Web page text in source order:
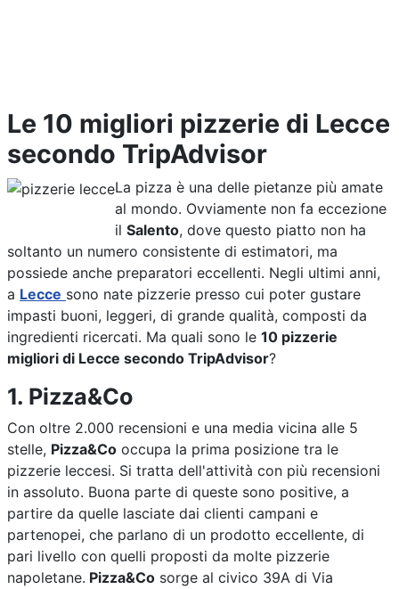
Le 10 migliori pizzerie di Lecce
secondo TripAdvisor
La pizza è una delle pietanze più amate
al mondo. Ovviamente non fa eccezione
il Salento, dove questo piatto non ha
soltanto un numero consistente di estimatori, ma
possiede anche preparatori eccellenti. Negli ultimi anni,
a Lecce sono nate pizzerie presso cui poter gustare
impasti buoni, leggeri, di grande qualità, composti da
ingredienti ricercati. Ma quali sono le 10 pizzerie
migliori di Lecce secondo TripAdvisor?
1. Pizza&Co
Con oltre 2.000 recensioni e una media vicina alle 5
stelle, Pizza&Co occupa la prima posizione tra le
pizzerie leccesi. Si tratta dell'attività con più recensioni
in assoluto. Buona parte di queste sono positive, a
partire da quelle lasciate dai clienti campani e
partenopei, che parlano di un prodotto eccellente, di
pari livello con quelli proposti da molte pizzerie
napoletane. Pizza&Co sorge al civico 39A di Via